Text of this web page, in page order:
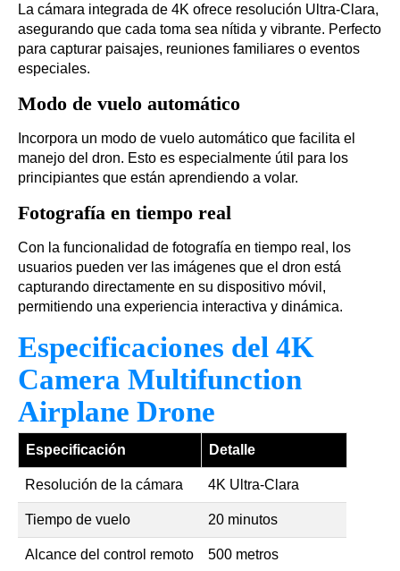
La cámara integrada de 4K ofrece resolución Ultra-Clara,
asegurando que cada toma sea nítida y vibrante. Perfecto
para capturar paisajes, reuniones familiares o eventos
especiales.
Modo de vuelo automático
Incorpora un modo de vuelo automático que facilita el
manejo del dron. Esto es especialmente útil para los
principiantes que están aprendiendo a volar.
Fotografía en tiempo real
Con la funcionalidad de fotografía en tiempo real, los
usuarios pueden ver las imágenes que el dron está
capturando directamente en su dispositivo móvil,
permitiendo una experiencia interactiva y dinámica.
Especificaciones del 4K
Camera Multifunction
Airplane Drone
Especificación Detalle
Resolución de la cámara 4K Ultra-Clara
Tiempo de vuelo 20 minutos
Alcance del control remoto 500 metros